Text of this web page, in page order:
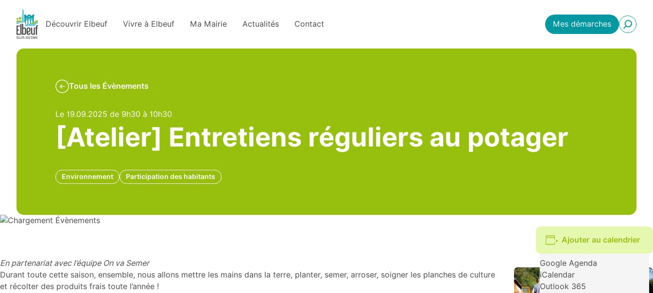
Découvrir Elbeuf Vivre à Elbeuf Ma Mairie Actualités Contact Mes démarches
Tous les Évènements
Le 19.09.2025 de 9h30 à 10h30
[Atelier] Entretiens réguliers au potager
Environnement Participation des habitants
Ajouter au calendrier
Google Agenda
iCalendar
Outlook 365
En partenariat avec l’équipe On va Semer
Durant toute cette saison, ensemble, nous allons mettre les mains dans la terre, planter, semer, arroser, soigner les planches de culture
et récolter des produits frais toute l’année !